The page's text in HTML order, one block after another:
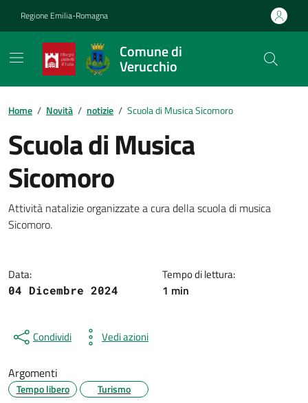
Regione Emilia-Romagna
Comune di
Verucchio
Contenuti in evidenza
Home / Novità / notizie / Scuola di Musica Sicomoro
Scuola di Musica
Sicomoro
Dettagli della notizia
Attività natalizie organizzate a cura della scuola di musica
Sicomoro.
Data:
04 Dicembre 2024
Tempo di lettura:
1 min
Condividi Vedi azioni
Argomenti
Tempo libero Turismo